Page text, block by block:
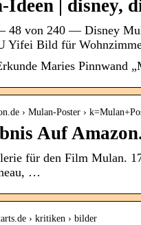
Ideen | disney,
48 von 240 — Disney
Yifei Bild für
Maries Pinnwand
› Mulan-Poster ›
Auf
für den Film Mulan.
…
› kritiken › bilder